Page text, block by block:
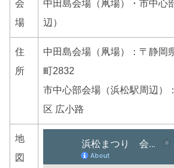
会
場
中田島会場（凧場）・市中心
辺）
住
所
中田島会場（凧場）：〒静岡
町2832
市中心部会場（浜松駅周辺）
区 広小路
地
図